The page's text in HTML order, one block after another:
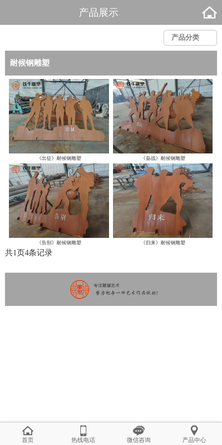
产品展示
产品分类
耐候钢雕塑
《出征》耐候钢雕塑 《奋战》耐候钢雕塑
《告别》耐候钢雕塑 《归来》耐候钢雕塑
共1页4条记录
首页 热线电话 微信咨询 产品中心